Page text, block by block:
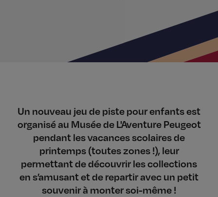
Un nouveau jeu de piste pour enfants est
organisé au Musée de L'Aventure Peugeot
pendant les vacances scolaires de
printemps (toutes zones !), leur
permettant de découvrir les collections
en s’amusant et de repartir avec un petit
souvenir à monter soi-même !